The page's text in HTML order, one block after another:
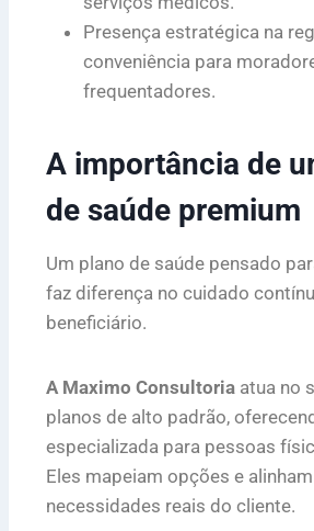
Presença estratégica na
conveniência para
frequentadores.
A importância de
de saúde premium
Um plano de saúde pensado
faz diferença no cuidado
beneficiário.
A Maximo Consultoria atua no
planos de alto padrão,
especializada para pessoas
Eles mapeiam opções e
necessidades reais do cliente.